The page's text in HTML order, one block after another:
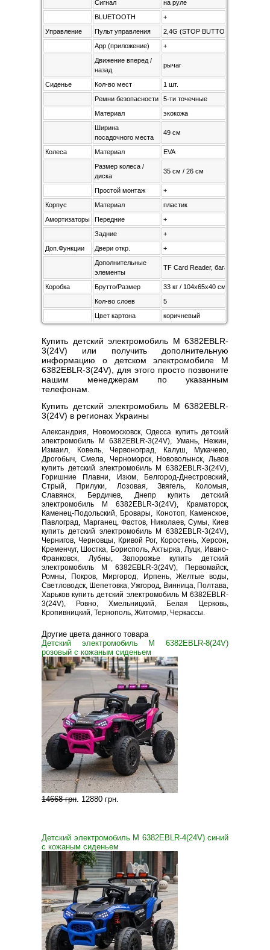
Сигнал
на руле
BLUETOOTH
+
Управление
Пульт управления
2,4G (STOP BUTTON)
App (приложение)
+
Движение вперед /
назад
рычаг
Сиденье Кол-во мест
1 шт.
Ремни безопасности
5-ти точечные
Материал
экокожа
Ширина
посадочного места
49 см
Колеса Материал
EVA
Размер колеса /
диска
35 см / 26 см
Простой монтаж
+
Корпус
Материал
пластик
Амортизаторы
Передние
+
Задние
+
Доп.Функции
Двери откр.
+
Дополнительные
элементы
TF Card Reader, багажник для
Коробка Брутто/Размер
33 кг / 104х65х40 см
Кол-во слоев
5
Цвет картона
коричневый
Купить детский электромобиль M 6382EBLR-
3(24V) или получить дополнительную
информацию о детском электромобиле M
6382EBLR-3(24V), для этого просто позвоните
нашим менеджерам по указанным
телефонам.
Купить детский электромобиль M 6382EBLR-
3(24V) в регионах Украины
Александрия, Новомосковск, Одесса купить детский
электромобиль M 6382EBLR-3(24V), Умань, Нежин,
Измаил, Ковель, Червоноград, Калуш, Мукачево,
Дрогобыч, Смела, Черноморск, Нововолынск, Львов
купить детский электромобиль M 6382EBLR-3(24V),
Горишние Плавни, Изюм, Белгород-Днестровский,
Стрый, Прилуки, Лозовая, Звягель, Коломыя,
Славянск, Бердичев, Днепр купить детский
электромобиль M 6382EBLR-3(24V), Краматорск,
Каменец-Подольский, Бровары, Конотоп, Каменское,
Павлоград, Марганец, Фастов, Николаев, Сумы, Киев
купить детский электромобиль M 6382EBLR-3(24V),
Чернигов, Черновцы, Кривой Рог, Коростень, Херсон,
Кременчуг, Шостка, Борисполь, Ахтырка, Луцк, Ивано-
Франковск, Лубны, Запорожье купить детский
электромобиль M 6382EBLR-3(24V), Первомайск,
Ромны, Покров, Миргород, Ирпень, Желтые воды,
Светловодск, Шепетовка, Ужгород, Винница, Полтава,
Харьков купить детский электромобиль M 6382EBLR-
3(24V), Ровно, Хмельницкий, Белая Церковь,
Кропивницкий, Тернополь, Житомир, Черкассы.
Другие цвета данного товара
Детский электромобиль M 6382EBLR-8(24V)
розовый с кожаным сиденьем
14668 грн. 12880 грн.
Детский электромобиль M 6382EBLR-4(24V) синий
с кожаным сиденьем